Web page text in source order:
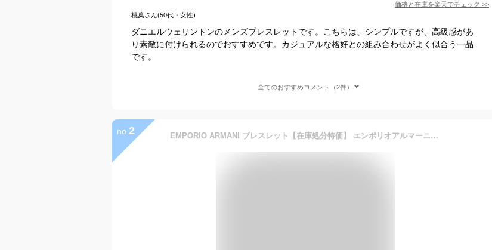
価格と在庫を楽天でチェック >>
桃葉さん(50代・女性)
ダニエルウェリントンのメンズブレスレットです。こちらは、シンプルですが、高級感があ
り素敵に付けられるのでおすすめです。カジュアルな格好との組み合わせがよく似合う一品
です。
全てのおすすめコメント（2件）
no. 2 EMPORIO ARMANI ブレスレット【在庫処分特価】 エンポリオアルマーニ 【人気モデル】ブラック アクセサリーEGS2212040 ブランド/メンズ&レディース/男性用&女性用 お洒落 高級